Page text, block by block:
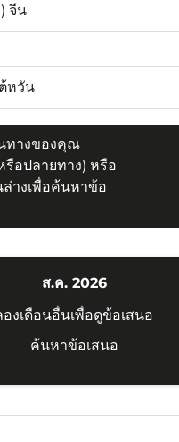
ทางของคุณ
รือปลายทาง) หรือ
างเพื่อค้นหาข้อ
ส.ค. 2026
องเดือนอื่นเพื่อดูข้อเสนอ
ค้นหาข้อเสนอ